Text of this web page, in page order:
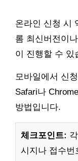
온라인 신청 시
롬 최신버전이
이 진행할 수 있
모바일에서 신
Safari나
방법입니다.
체크포인트:
시지나 접수번